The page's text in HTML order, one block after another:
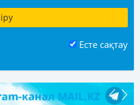
Есте сақтау